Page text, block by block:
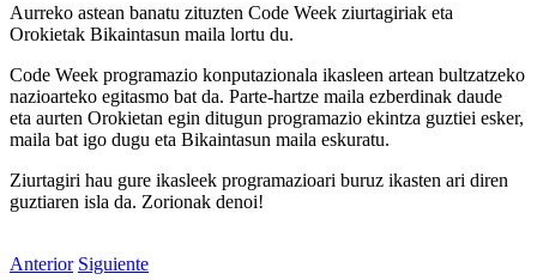
Aurreko astean banatu zituzten Code Week ziurtagiriak eta
Orokietak Bikaintasun maila lortu du.
Code Week programazio konputazionala ikasleen artean bultzatzeko
nazioarteko egitasmo bat da. Parte-hartze maila ezberdinak daude
eta aurten Orokietan egin ditugun programazio ekintza guztiei esker,
maila bat igo dugu eta Bikaintasun maila eskuratu.
Ziurtagiri hau gure ikasleek programazioari buruz ikasten ari diren
guztiaren isla da. Zorionak denoi!
Anterior Siguiente